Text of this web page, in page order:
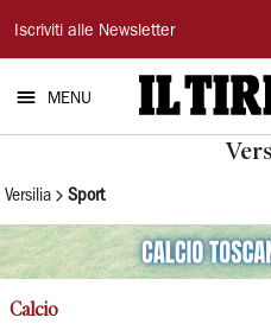
Il
Tirreno
Iscriviti alle Newsletter
MENU
Versilia Sport
Calcio